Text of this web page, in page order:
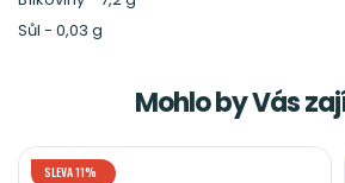
Sůl - 0,03 g
Mohlo by Vás
SLEVA 11%